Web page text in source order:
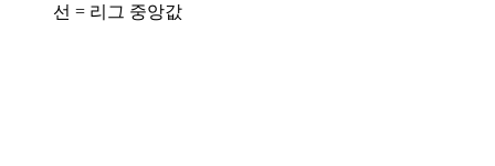
선 = 리그 중앙값